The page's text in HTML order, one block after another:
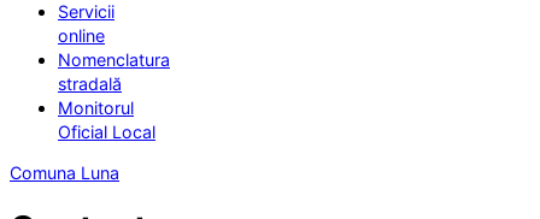
Servicii
online
Nomenclatura
stradală
Monitorul
Oficial Local
Comuna Luna